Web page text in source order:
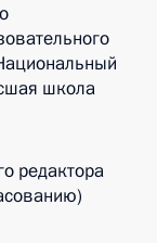
школа
редактора